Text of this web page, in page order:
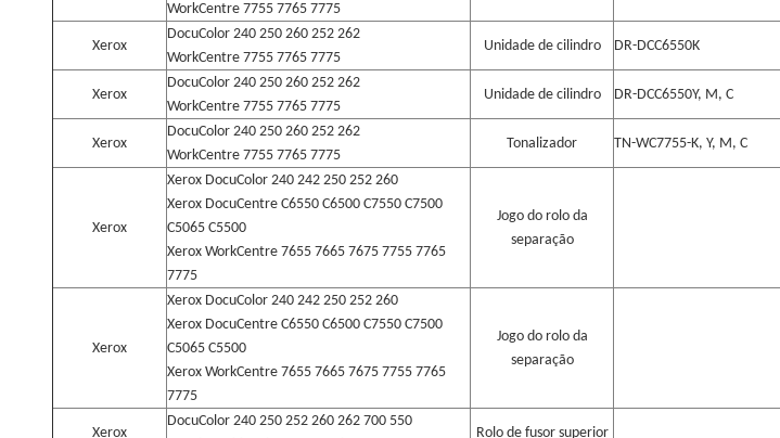
WorkCentre 7755 7765 7775
Xerox
DocuColor 240 250 260 252 262
WorkCentre 7755 7765 7775
Unidade de cilindro DR-DCC6550K
Xerox
DocuColor 240 250 260 252 262
WorkCentre 7755 7765 7775
Unidade de cilindro DR-DCC6550Y, M, C
Xerox
DocuColor 240 250 260 252 262
WorkCentre 7755 7765 7775
Tonalizador TN-WC7755-K, Y, M, C
Xerox
Xerox DocuColor 240 242 250 252 260
Xerox DocuCentre C6550 C6500 C7550 C7500
C5065 C5500
Xerox WorkCentre 7655 7665 7675 7755 7765
7775
Jogo do rolo da
separação
Xerox
Xerox DocuColor 240 242 250 252 260
Xerox DocuCentre C6550 C6500 C7550 C7500
C5065 C5500
Xerox WorkCentre 7655 7665 7675 7755 7765
7775
Jogo do rolo da
separação
Xerox
DocuColor 240 250 252 260 262 700 550
Rolo de fusor superior